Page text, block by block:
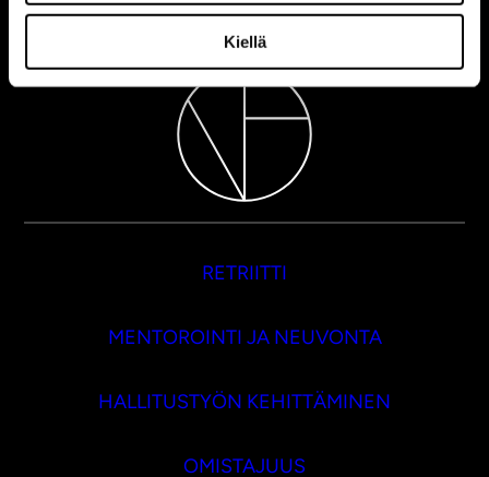
Kiellä
RETRIITTI
MENTOROINTI JA NEUVONTA
HALLITUSTYÖN KEHITTÄMINEN
OMISTAJUUS